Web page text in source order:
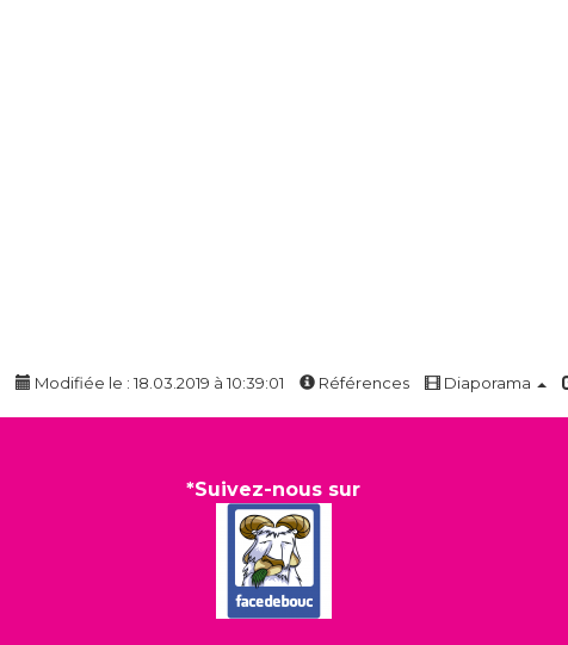
Modifiée le : 18.03.2019 à 10:39:01 Références Diaporama
*Suivez-nous sur